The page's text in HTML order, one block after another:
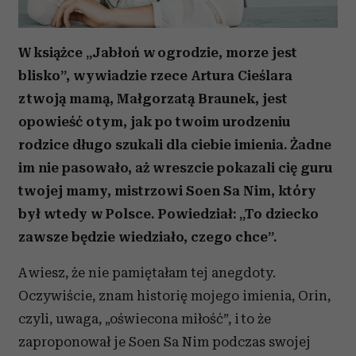
W książce „Jabłoń w ogrodzie, morze jest
blisko”, wywiadzie rzece Artura Cieślara
z twoją mamą, Małgorzatą Braunek, jest
opowieść o tym, jak po twoim urodzeniu
rodzice długo szukali dla ciebie imienia. Żadne
im nie pasowało, aż wreszcie pokazali cię guru
twojej mamy, mistrzowi Soen Sa Nim, który
był wtedy w Polsce. Powiedział: „To dziecko
zawsze będzie wiedziało, czego chce”.
A wiesz, że nie pamiętałam tej anegdoty.
Oczywiście, znam historię mojego imienia, Orin,
czyli, uwaga, „oświecona miłość”, i to że
zaproponował je Soen Sa Nim podczas swojej